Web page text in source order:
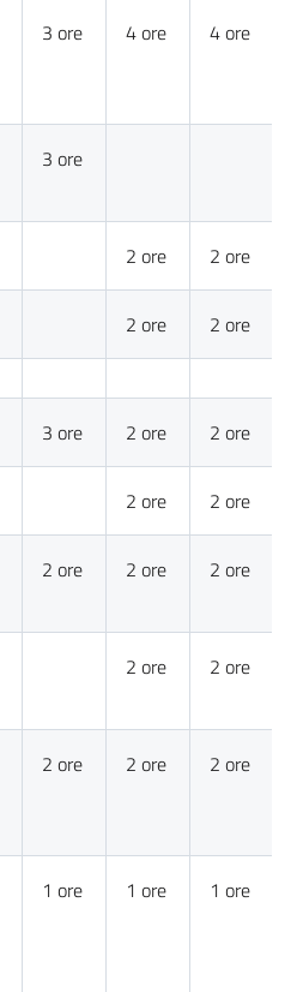
3 ore 4 ore 4 ore
3 ore
2 ore 2 ore
2 ore 2 ore
3 ore 2 ore 2 ore
2 ore 2 ore
2 ore 2 ore 2 ore
2 ore 2 ore
2 ore 2 ore 2 ore
1 ore 1 ore 1 ore